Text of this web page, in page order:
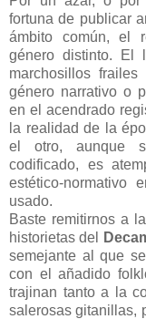
fortuna de publicar
ámbito común, el
género distinto. El
marchosillos
género narrativo o
en el acendrado
la realidad de la
el otro, aunque
codificado, es
estético-
usado.
Baste remitirnos a la
historietas del
semejante al que
con el añadido
trajinan tanto a la
salerosas gitanillas,